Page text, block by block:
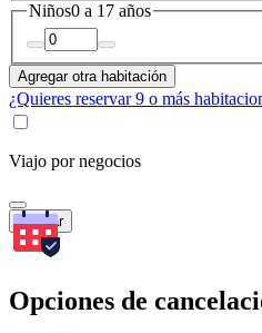
Niños0 a 17 años
Agregar otra habitación
¿Quieres reservar 9 o más
Viajo por negocios
Buscar
Opciones de